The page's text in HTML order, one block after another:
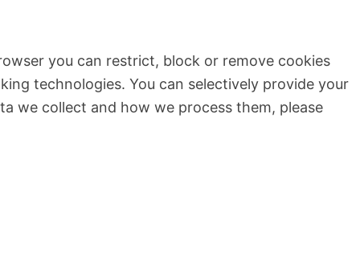
you can restrict, block or remove cookies
technologies. You can selectively provide your
we collect and how we process them, please